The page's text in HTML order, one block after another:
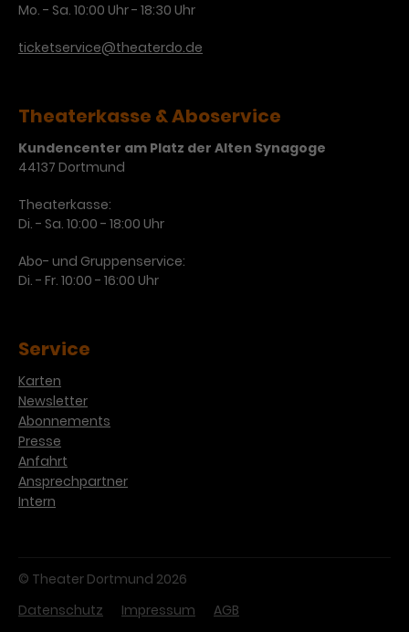
Mo. - Sa. 10:00 Uhr - 18:30 Uhr
ticketservice@theaterdo.de
Theaterkasse & Aboservice
Kundencenter am Platz der Alten Synagoge
44137 Dortmund
Theaterkasse:
Di. - Sa. 10:00 - 18:00 Uhr
Abo- und Gruppenservice:
Di. - Fr. 10:00 - 16:00 Uhr
Service
Karten
Newsletter
Abonnements
Presse
Anfahrt
Ansprechpartner
Intern
© Theater Dortmund 2026
Datenschutz
Impressum AGB